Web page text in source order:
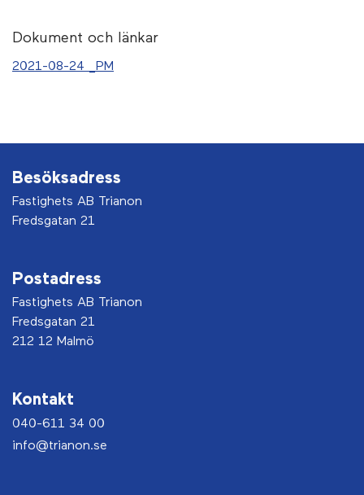
Dokument och länkar
2021-08-24 _PM
Besöksadress
Fastighets AB Trianon
Fredsgatan 21
Postadress
Fastighets AB Trianon
Fredsgatan 21
212 12 Malmö
Kontakt
040-611 34 00
info@trianon.se